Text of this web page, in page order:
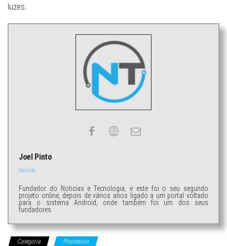
luzes.
Joel Pinto
Website
Fundador do Noticias e Tecnologia, e este foi o seu segundo
projeto online, depois de vários anos ligado a um portal voltado
para o sistema Android, onde também foi um dos seus
fundadores.
Categoria Playstation